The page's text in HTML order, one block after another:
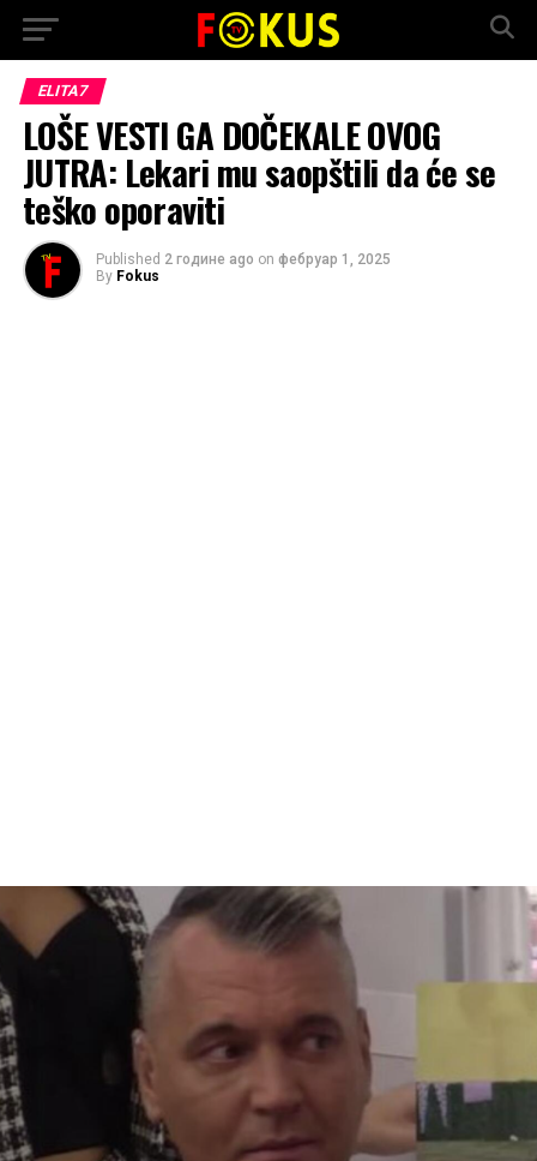
ELITA7
LOŠE VESTI GA DOČEKALE OVOG
JUTRA: Lekari mu saopštili da će se
teško oporaviti
Published 2 године ago on фебруар 1, 2025
By Fokus